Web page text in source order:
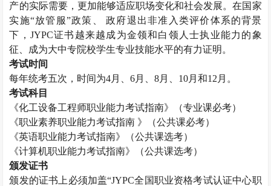
产的实际需要，更加能够适应职场变化和社会发展。在国家
实施“放管服”政策、 政府退出非准入类评价体系的背景
下， JYPC证书越来越成为金领和白领人士执业能力的象
征、成为大中专院校学生专业技能水平的有力证明。
考试时间
每年统考五次，时间为4月、6月、8月、 10月和12 月。
考试科目
《化工设备工程师职业能力考试指南》（专业课必考）
《职业素养职业能力考试指南 》（公共课必考）
《英语职业能力考试指南》（公共课选考）
《计算机职业能力考试指南》（公共课选考）
颁发证书
颁发的证书上必须加盖“JYPC全国职业资格考试认证中心职